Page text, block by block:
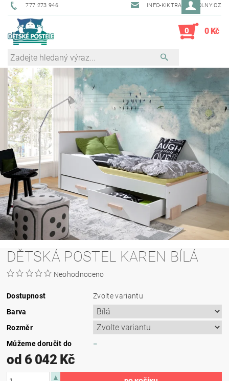
777 273 946 INFO-KIKTRADE@VOLNY.CZ
0 0 Kč
DĚTSKÁ POSTEL KAREN BÍLÁ
Neohodnoceno
Dostupnost
Zvolte variantu
Barva
Rozměr
Můžeme doručit do
–
od 6 042 Kč